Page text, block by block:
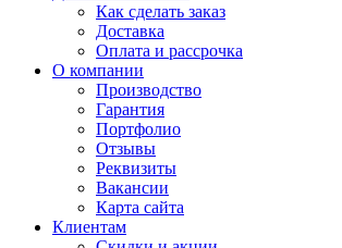
Как сделать заказ
Доставка
Оплата и рассрочка
О компании
Производство
Гарантия
Портфолио
Отзывы
Реквизиты
Вакансии
Карта сайта
Клиентам